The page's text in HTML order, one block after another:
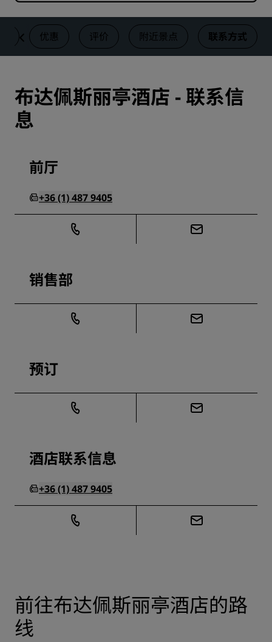
优惠 评价 附近景点 联系方式
布达佩斯丽亭酒店 - 联系信
息
前厅
+36 (1) 487 9405
销售部
预订
酒店联系信息
+36 (1) 487 9405
前往布达佩斯丽亭酒店的路
线